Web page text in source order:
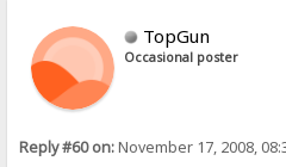
TopGun
Occasional poster
Reply #60 on:November 17, 2008,